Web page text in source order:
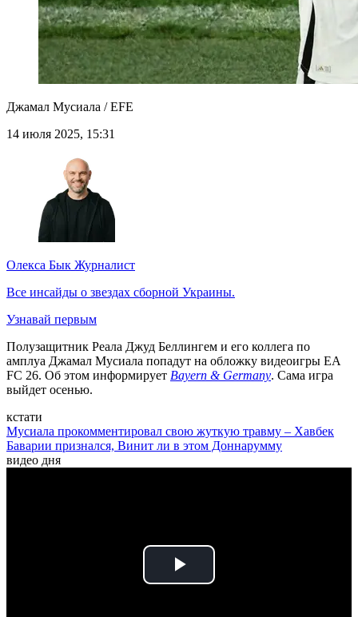
Джамал Мусиала / EFE
14 июля 2025, 15:31
Олекса Бык Журналист
Все инсайды о звездах сборной Украины.
Узнавай первым
Полузащитник Реала Джуд Беллингем и его коллега по
амплуа Джамал Мусиала попадут на обложку видеоигры EA
FC 26. Об этом информирует Bayern & Germany. Сама игра
выйдет осенью.
кстати
Мусиала прокомментировал свою жуткую травму – Хавбек
Баварии признался, Винит ли в этом Доннарумму
видео дня
Play